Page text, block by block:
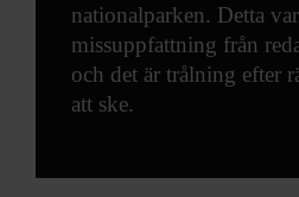
nationalparken. Detta
missuppfattning från
och det är trålning efter
att ske.